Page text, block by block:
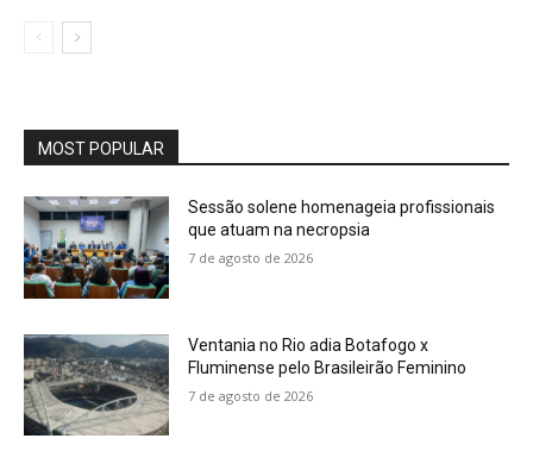
MOST POPULAR
Sessão solene homenageia profissionais
que atuam na necropsia
7 de agosto de 2026
Ventania no Rio adia Botafogo x
Fluminense pelo Brasileirão Feminino
7 de agosto de 2026